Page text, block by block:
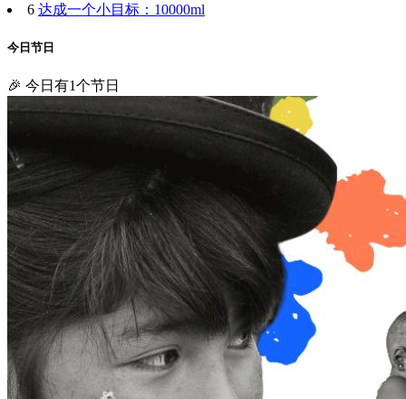
6 达成一个小目标：10000ml
今日节日
🎉 今日有1个节日